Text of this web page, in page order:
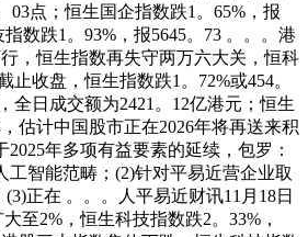
03点；恒生国企指数跌1。65%，报
数跌1。93%，报5645。73 。。。港
，恒生指数再失守两万六大关，恒科
止收盘，恒生指数跌1。72%或454。
全日成交额为2421。12亿港元；恒生
估计中国股市正在2026年将再送来积
年多项有益要素的延续，包罗：
工智能范畴；(2)针对平易近营企业取
正在 。。。人平易近财讯11月18日
至2%，恒生科技指数跌2。33%，